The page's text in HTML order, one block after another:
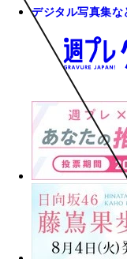
デジタル写真集